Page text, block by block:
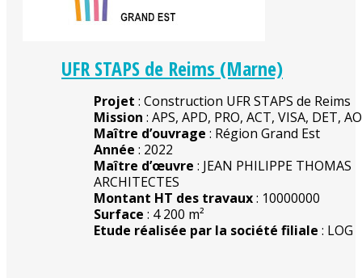
UFR STAPS de Reims (Marne)
Projet : Construction UFR STAPS de Reims
Mission : APS, APD, PRO, ACT, VISA, DET,
Maître d’ouvrage : Région Grand Est
Année : 2022
Maître d’œuvre : JEAN PHILIPPE THOMAS
ARCHITECTES
Montant HT des travaux: 10000000
Surface : 4 200 m²
Etude réalisée par la société filiale : LOG